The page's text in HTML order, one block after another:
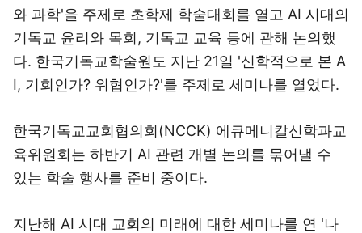
와 과학'을 주제로 초학제 학술대회를 열고 AI 시대의
기독교 윤리와 목회, 기독교 교육 등에 관해 논의했
다. 한국기독교학술원도 지난 21일 '신학적으로 본 A
I, 기회인가? 위협인가?'를 주제로 세미나를 열었다.
한국기독교교회협의회(NCCK) 에큐메니칼신학과교
육위원회는 하반기 AI 관련 개별 논의를 묶어낼 수
있는 학술 행사를 준비 중이다.
지난해 AI 시대 교회의 미래에 대한 세미나를 연 '나